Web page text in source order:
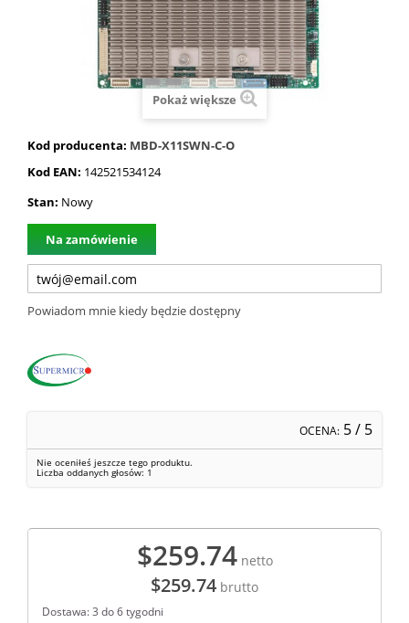
Pokaż większe
Kod producenta: MBD-X11SWN-C-O
Kod EAN: 142521534124
Stan: Nowy
Na zamówienie
Powiadom mnie kiedy będzie dostępny
OCENA: 5/ 5
Nie oceniłeś jeszcze tego produktu.
Liczba oddanych głosów: 1
$259.74netto
$259.74 brutto
Dostawa: 3 do 6 tygodni